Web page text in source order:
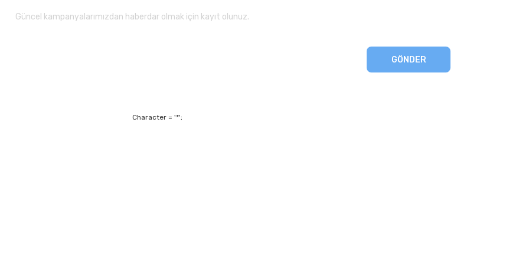
Güncel kampanyalarımızdan haberdar olmak için kayıt olunuz.
GÖNDER
Character = '*';